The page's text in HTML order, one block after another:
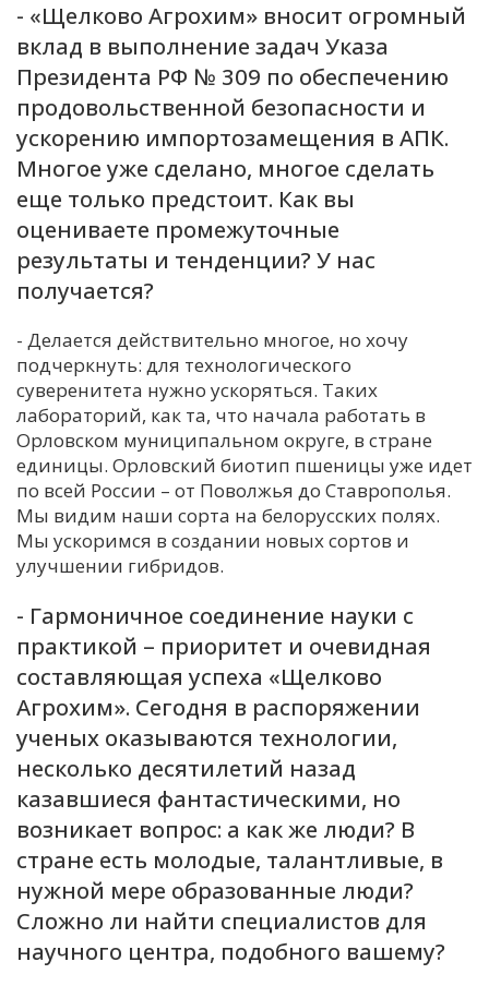
- «Щелково Агрохим» вносит огромный
вклад в выполнение задач Указа
Президента РФ № 309 по обеспечению
продовольственной безопасности и
ускорению импортозамещения в АПК.
Многое уже сделано, многое сделать
еще только предстоит. Как вы
оцениваете промежуточные
результаты и тенденции? У нас
получается?
- Делается действительно многое, но хочу
подчеркнуть: для технологического
суверенитета нужно ускоряться. Таких
лабораторий, как та, что начала работать в
Орловском муниципальном округе, в стране
единицы. Орловский биотип пшеницы уже идет
по всей России – от Поволжья до Ставрополья.
Мы видим наши сорта на белорусских полях.
Мы ускоримся в создании новых сортов и
улучшении гибридов.
- Гармоничное соединение науки с
практикой – приоритет и очевидная
составляющая успеха «Щелково
Агрохим». Сегодня в распоряжении
ученых оказываются технологии,
несколько десятилетий назад
казавшиеся фантастическими, но
возникает вопрос: а как же люди? В
стране есть молодые, талантливые, в
нужной мере образованные люди?
Сложно ли найти специалистов для
научного центра, подобного вашему?